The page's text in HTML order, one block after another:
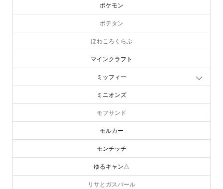
ポケモン
ポテタン
ほわころくらぶ
マインクラフト
ミッフィー
ミニオンズ
モフサンド
モルカー
モンチッチ
ゆるキャン△
リサとガスパール